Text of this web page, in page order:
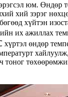
юм. Өндөр
хий зэрэг
хүйтэн
их ажиллах
өндөр
тоног